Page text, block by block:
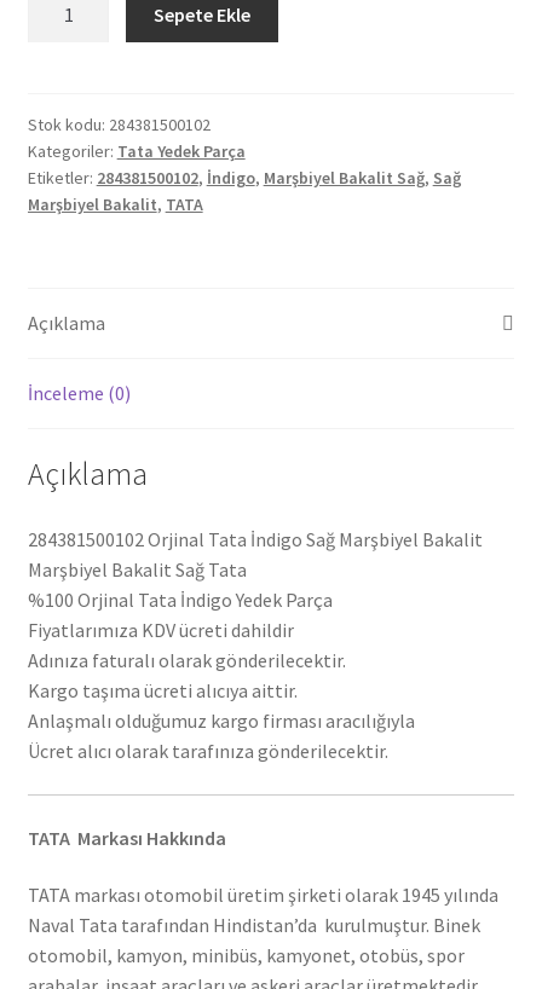
Marşbiyel
Bakalit
284381500102
adet
Sepete Ekle
Stok kodu: 284381500102
Kategoriler: Tata Yedek Parça
Etiketler: 284381500102, İndigo, Marşbiyel Bakalit Sağ, Sağ
Marşbiyel Bakalit, TATA
Açıklama
İnceleme (0)
Açıklama
284381500102 Orjinal Tata İndigo Sağ Marşbiyel Bakalit
Marşbiyel Bakalit Sağ Tata
%100 Orjinal Tata İndigo Yedek Parça
Fiyatlarımıza KDV ücreti dahildir
Adınıza faturalı olarak gönderilecektir.
Kargo taşıma ücreti alıcıya aittir.
Anlaşmalı olduğumuz kargo firması aracılığıyla
Ücret alıcı olarak tarafınıza gönderilecektir.
TATA Markası Hakkında
TATA markası otomobil üretim şirketi olarak 1945 yılında
Naval Tata tarafından Hindistan’da kurulmuştur. Binek
otomobil, kamyon, minibüs, kamyonet, otobüs, spor